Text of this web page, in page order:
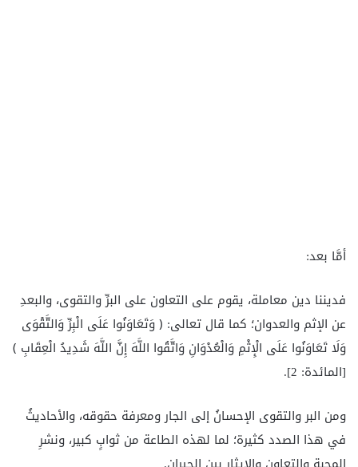
أمَّا بعد:
فديننا دين معاملة، يقوم على التعاون على البرِّ والتقوى، والبعدِ
عن الإثم والعدوان؛ كما قال تعالى: ﴿ وَتَعَاوَنُوا عَلَى الْبِرِّ وَالتَّقْوَى
وَلَا تَعَاوَنُوا عَلَى الْإِثْمِ وَالْعُدْوَانِ وَاتَّقُوا اللَّهَ إِنَّ اللَّهَ شَدِيدُ الْعِقَابِ ﴾
[المائدة: 2].
ومن البر والتقوى الإحسانُ إلى الجار ومعرفة حقوقه، والأحاديثُ
في هذا الصدد كثيرة؛ لما لهذه الطاعة من ثوابٍ كبير، ونشرِ